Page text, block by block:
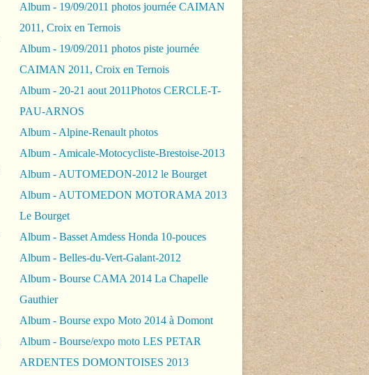
Album - 19/09/2011 photos journée CAIMAN
2011, Croix en Ternois
Album - 19/09/2011 photos piste journée
CAIMAN 2011, Croix en Ternois
Album - 20-21 aout 2011Photos CERCLE-T-
PAU-ARNOS
Album - Alpine-Renault photos
Album - Amicale-Motocycliste-Brestoise-2013
Album - AUTOMEDON-2012 le Bourget
Album - AUTOMEDON MOTORAMA 2013
Le Bourget
Album - Basset Amdess Honda 10-pouces
Album - Belles-du-Vert-Galant-2012
Album - Bourse CAMA 2014 La Chapelle
Gauthier
Album - Bourse expo Moto 2014 à Domont
Album - Bourse/expo moto LES PETAR
ARDENTES DOMONTOISES 2013